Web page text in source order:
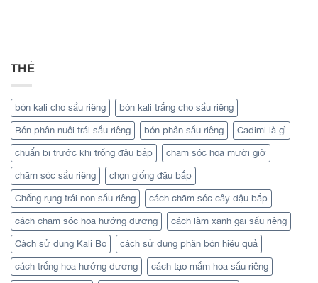
THẺ
bón kali cho sầu riêng bón kali trắng cho sầu riêng
Bón phân nuôi trái sầu riêng bón phân sầu riêng Cadimi là gì
chuẩn bị trước khi trồng đậu bắp chăm sóc hoa mười giờ
chăm sóc sầu riêng chọn giống đậu bắp
Chống rụng trái non sầu riêng cách chăm sóc cây đậu bắp
cách chăm sóc hoa hướng dương cách làm xanh gai sầu riêng
Cách sử dụng Kali Bo cách sử dụng phân bón hiệu quả
cách trồng hoa hướng dương cách tạo mầm hoa sầu riêng